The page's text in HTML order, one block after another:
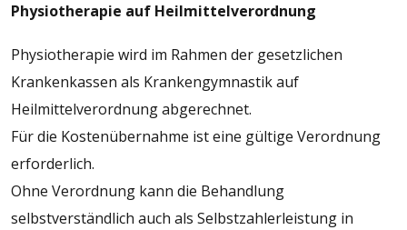
Physiotherapie auf Heilmittelverordnung
Physiotherapie wird im Rahmen der gesetzlichen
Krankenkassen als Krankengymnastik auf
Heilmittelverordnung abgerechnet.
Für die Kostenübernahme ist eine gültige Verordnung
erforderlich.
Ohne Verordnung kann die Behandlung
selbstverständlich auch als Selbstzahlerleistung in